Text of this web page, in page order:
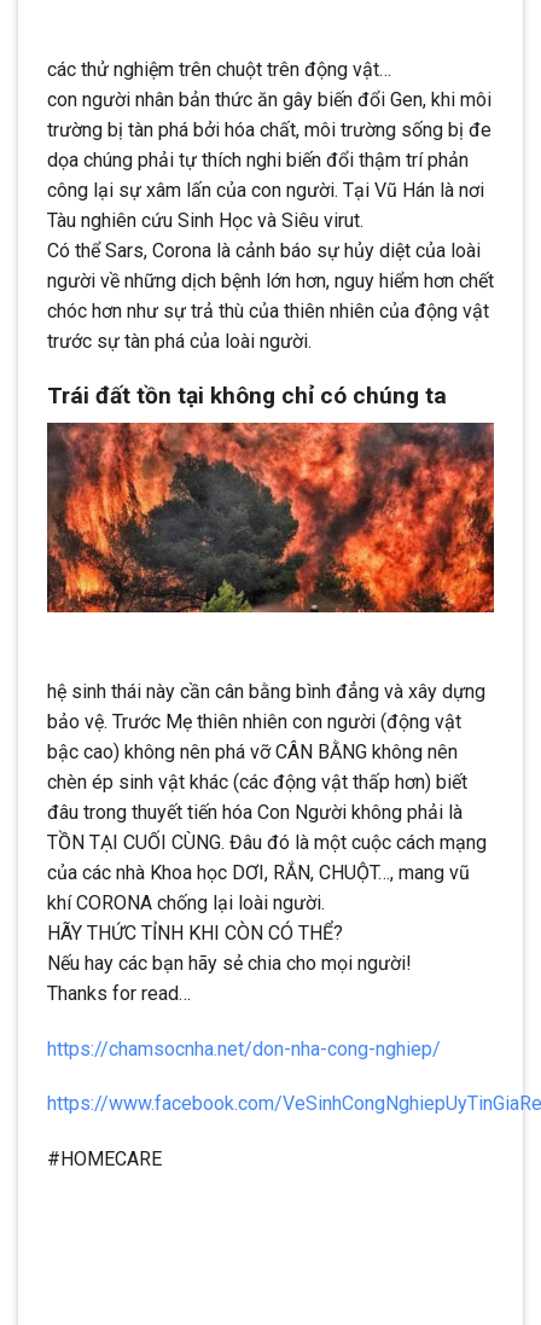
các thử nghiệm trên chuột trên động vật…
con người nhân bản thức ăn gây biến đổi Gen, khi môi
trường bị tàn phá bởi hóa chất, môi trường sống bị đe
dọa chúng phải tự thích nghi biến đổi thậm trí phản
công lại sự xâm lấn của con người. Tại Vũ Hán là nơi
Tàu nghiên cứu Sinh Học và Siêu virut.
Có thể Sars, Corona là cảnh báo sự hủy diệt của loài
người về những dịch bệnh lớn hơn, nguy hiểm hơn chết
chóc hơn như sự trả thù của thiên nhiên của động vật
trước sự tàn phá của loài người.
Trái đất tồn tại không chỉ có chúng ta
hệ sinh thái này cần cân bằng bình đẳng và xây dựng
bảo vệ. Trước Mẹ thiên nhiên con người (động vật
bậc cao) không nên phá vỡ CÂN BẰNG không nên
chèn ép sinh vật khác (các động vật thấp hơn) biết
đâu trong thuyết tiến hóa Con Người không phải là
TỒN TẠI CUỐI CÙNG. Đâu đó là một cuộc cách mạng
của các nhà Khoa học DƠI, RẮN, CHUỘT…, mang vũ
khí CORONA chống lại loài người.
HÃY THỨC TỈNH KHI CÒN CÓ THỂ?
Nếu hay các bạn hãy sẻ chia cho mọi người!
Thanks for read…
https://chamsocnha.net/don-nha-cong-nghiep/
https://www.facebook.com/
#HOMECARE